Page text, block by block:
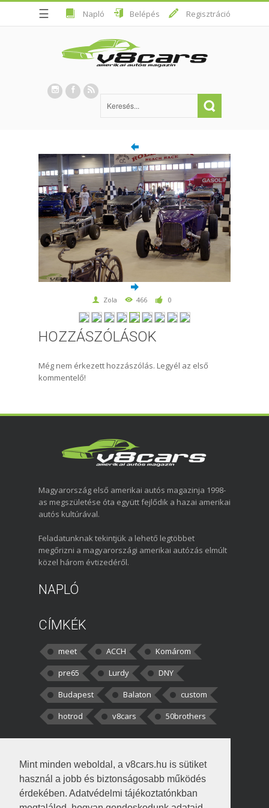
Mint minden weboldal, a v8cars.hu is sütiket
használ a jobb és biztonságosabb működés
érdekében. Adatvédelmi tájékoztatónkban
☰ Napló Belépés Regisztráció
Zola 466 0
HOZZÁSZÓLÁSOK
Még nem érkezett hozzászólás. Legyél az első
kommentelő!
Magyarország első amerikai autós magazinja 1998-
as megszületése óta együtt fejlődik a hazai amerikai
autós kultúrával.
Feladatunknak tekintjük a lehető legtöbbet
megőrizni a magyarországi amerikai autózás elmúlt
közel három évtizedéről.
NAPLÓ
CÍMKÉK
meet ACCH
Komárom
pre65
Lurdy
DNY
Budapest
Balaton
custom
hotrod
v8cars 50brothers
kortisz:Elszúrtam! Én csak két
darabbaal számoltam. Nem tudtam, hogy fél autót,